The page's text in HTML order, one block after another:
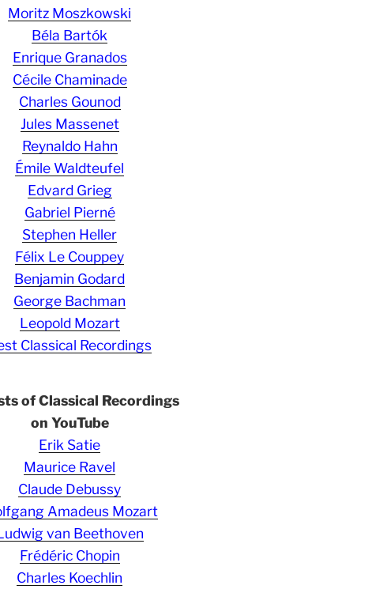
Moritz Moszkowski
Béla Bartók
Enrique Granados
Cécile Chaminade
Charles Gounod
Jules Massenet
Reynaldo Hahn
Émile Waldteufel
Edvard Grieg
Gabriel Pierné
Stephen Heller
Félix Le Couppey
Benjamin Godard
George Bachman
Leopold Mozart
Classical Recordings
of Classical Recordings
on YouTube
Erik Satie
Maurice Ravel
Claude Debussy
Amadeus Mozart
van Beethoven
Frédéric Chopin
Charles Koechlin